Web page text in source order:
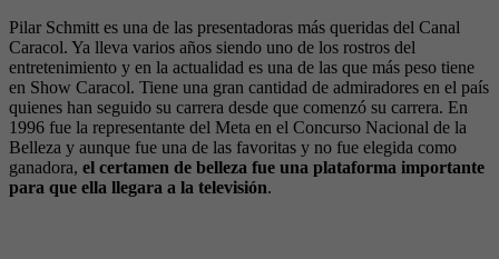
Pilar Schmitt es una de las presentadoras más queridas del Canal
Caracol. Ya lleva varios años siendo uno de los rostros del
entretenimiento y en la actualidad es una de las que más peso tiene
en Show Caracol. Tiene una gran cantidad de admiradores en el país
quienes han seguido su carrera desde que comenzó su carrera. En
1996 fue la representante del Meta en el Concurso Nacional de la
Belleza y aunque fue una de las favoritas y no fue elegida como
ganadora, el certamen de belleza fue una plataforma importante
para que ella llegara a la televisión.